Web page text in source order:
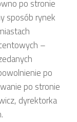
po stronie
sposób rynek
–
po
po stronie
dyrektorka